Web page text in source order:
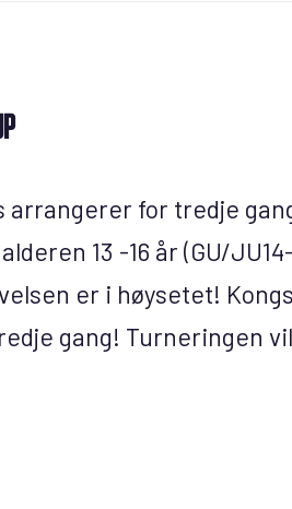
arrangerer for tredje
13 -16 år (GU/
er i høysetet!
gang! Turneringen